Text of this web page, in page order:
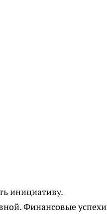
инициативу.
Финансовые успехи